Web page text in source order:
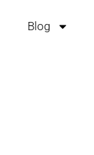
Blog